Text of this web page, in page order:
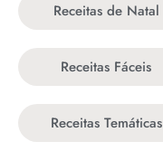
Receitas de Natal
Receitas Fáceis
Receitas Temáticas